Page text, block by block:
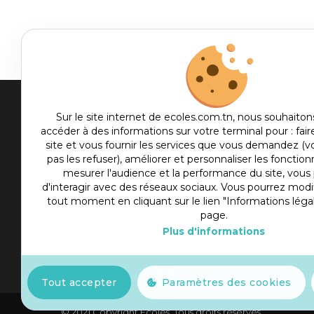
Sur le site internet de ecoles.com.tn, nous
accéder à des informations sur votre terminal pour :
site et vous fournir les services que vous demandez
pas les refuser), améliorer et personnaliser les
mesurer l'audience et la performance du site,
d'interagir avec des réseaux sociaux. Vous pourrez
tout moment en cliquant sur le lien "Informations
page.
Plus d'informations
Paramètres des cookies
Tout accepter
Culture
Sport
Slot777